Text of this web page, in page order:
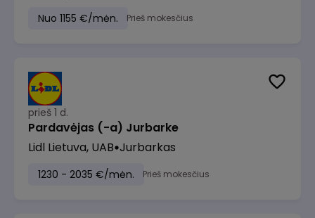
Nuo 1155 €/mėn. Prieš mokesčius
prieš 1 d.
Pardavėjas (-a) Jurbarke
Lidl Lietuva, UAB Jurbarkas
1230 - 2035 €/mėn. Prieš mokesčius